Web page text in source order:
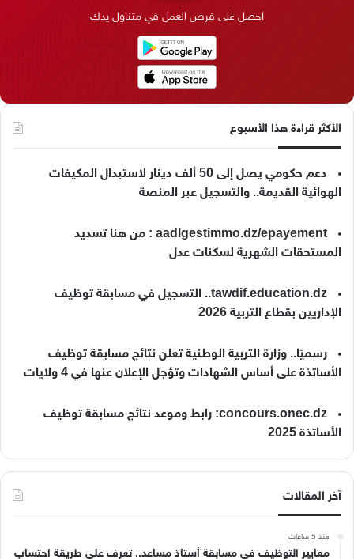
ن
ا
م
م
k
احصل على فرص العمل في متناول يدك
الأكثر قراءة هذا الأسبوع
دعم حكومي يصل إلى 50 ألف دينار لاستبدال المكيفات
الهوائية القديمة.. والتسجيل عبر المنصة
aadlgestimmo.dz/epayement : من هنا تسديد
المستحقات الشهرية لسكنات عدل
tawdif.education.dz.. التسجيل في مسابقة توظيف
الإداريين بقطاع التربية 2026
رسميًا.. وزارة التربية الوطنية تعلن نتائج مسابقة توظيف
الأساتذة على أساس الشهادات وتؤجل الإعلان عنها في 4 ولايات
concours.onec.dz: رابط وموعد نتائج مسابقة توظيف
الأساتذة 2025
آخر المقالات
منذ 5 ساعات
معايير التوظيف في مسابقة أستاذ مساعد.. تعرف على طريقة احتساب